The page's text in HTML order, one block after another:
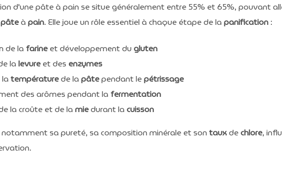
d'une pâte à pain se situe généralement entre 55% et 65%, pouvant
pâteàpain. Elle joue un rôle essentiel à chaque étape de lapanification :
de la farineet développement dugluten
lalevureet des enzymes
latempératurede lapâtependant lepétrissage
des arômes pendant lafermentation
la croûte et de lamiedurant lacuisson
notamment sa pureté, sa composition minérale et sontauxdechlore,